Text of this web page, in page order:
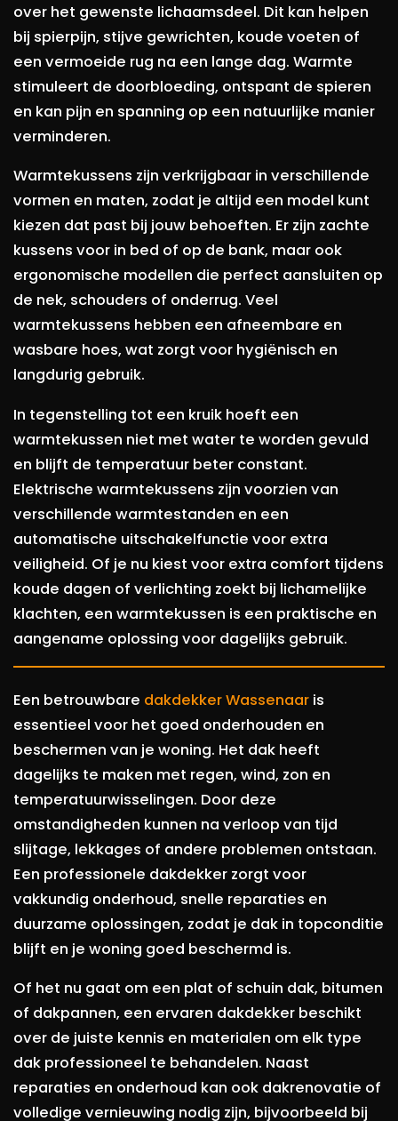
over het gewenste lichaamsdeel. Dit kan helpen
bij spierpijn, stijve gewrichten, koude voeten of
een vermoeide rug na een lange dag. Warmte
stimuleert de doorbloeding, ontspant de spieren
en kan pijn en spanning op een natuurlijke manier
verminderen.
Warmtekussens zijn verkrijgbaar in verschillende
vormen en maten, zodat je altijd een model kunt
kiezen dat past bij jouw behoeften. Er zijn zachte
kussens voor in bed of op de bank, maar ook
ergonomische modellen die perfect aansluiten op
de nek, schouders of onderrug. Veel
warmtekussens hebben een afneembare en
wasbare hoes, wat zorgt voor hygiënisch en
langdurig gebruik.
In tegenstelling tot een kruik hoeft een
warmtekussen niet met water te worden gevuld
en blijft de temperatuur beter constant.
Elektrische warmtekussens zijn voorzien van
verschillende warmtestanden en een
automatische uitschakelfunctie voor extra
veiligheid. Of je nu kiest voor extra comfort tijdens
koude dagen of verlichting zoekt bij lichamelijke
klachten, een warmtekussen is een praktische en
aangename oplossing voor dagelijks gebruik.
Een betrouwbare dakdekker Wassenaar is
essentieel voor het goed onderhouden en
beschermen van je woning. Het dak heeft
dagelijks te maken met regen, wind, zon en
temperatuurwisselingen. Door deze
omstandigheden kunnen na verloop van tijd
slijtage, lekkages of andere problemen ontstaan.
Een professionele dakdekker zorgt voor
vakkundig onderhoud, snelle reparaties en
duurzame oplossingen, zodat je dak in topconditie
blijft en je woning goed beschermd is.
Of het nu gaat om een plat of schuin dak, bitumen
of dakpannen, een ervaren dakdekker beschikt
over de juiste kennis en materialen om elk type
dak professioneel te behandelen. Naast
reparaties en onderhoud kan ook dakrenovatie of
volledige vernieuwing nodig zijn, bijvoorbeeld bij